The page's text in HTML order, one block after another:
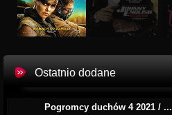
Ostatnio dodane
Pogromcy duchów 4 2021 / ...